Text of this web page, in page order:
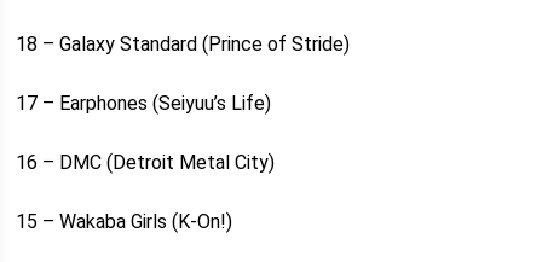
18 – Galaxy Standard (Prince of Stride)
17 – Earphones (Seiyuu’s Life)
16 – DMC (Detroit Metal City)
15 – Wakaba Girls (K-On!)